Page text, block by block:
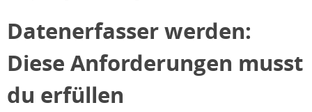
Datenerfasser werden:
Diese Anforderungen musst
du erfüllen